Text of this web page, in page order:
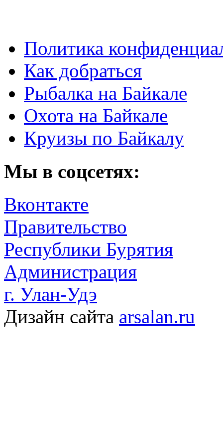
Политика
Как добраться
Рыбалка на Байкале
Охота на Байкале
Круизы по Байкалу
Мы в соцсетях:
Вконтакте
Правительство
Республики Бурятия
Администрация
г. Улан-Удэ
Дизайн сайта arsalan.ru